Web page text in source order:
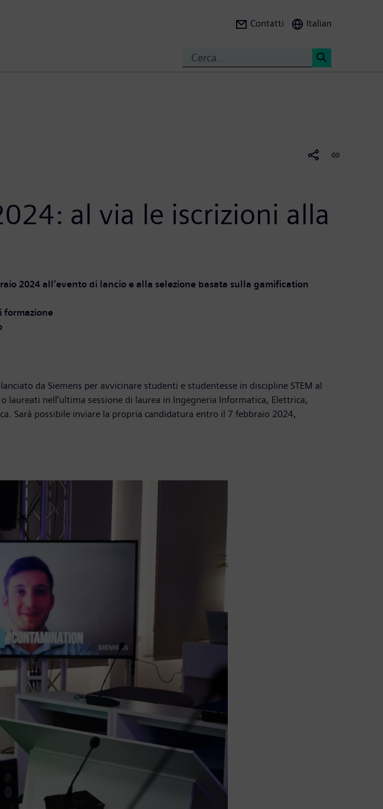
Contatti Italian
al via le iscrizioni alla
2024 all’evento di lancio e alla selezione basata sulla gamification
formazione
da Siemens per avvicinare studenti e studentesse in discipline STEM al
nell’ultima sessione di laurea in Ingegneria Informatica, Elettrica,
Sarà possibile inviare la propria candidatura entro il 7 febbraio 2024,